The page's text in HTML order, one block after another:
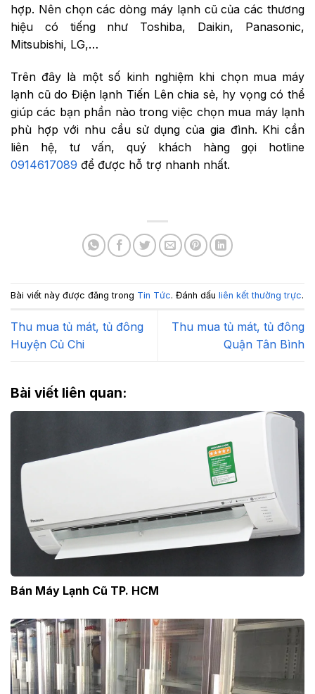
hợp. Nên chọn các dòng máy lạnh cũ của các thương
hiệu có tiếng như Toshiba, Daikin, Panasonic,
Mitsubishi, LG,…
Trên đây là một số kinh nghiệm khi chọn mua máy
lạnh cũ do Điện lạnh Tiến Lên chia sẻ, hy vọng có thể
giúp các bạn phần nào trong việc chọn mua máy lạnh
phù hợp với nhu cầu sử dụng của gia đình. Khi cần
liên hệ, tư vấn, quý khách hàng gọi hotline
0914617089 để được hỗ trợ nhanh nhất.
Bài viết này được đăng trong Tin Tức. Đánh dấu liên kết thường trực.
Thu mua tủ mát, tủ đông
Huyện Củ Chi
Thu mua tủ mát, tủ đông
Quận Tân Bình
Bài viết liên quan:
Bán Máy Lạnh Cũ TP. HCM